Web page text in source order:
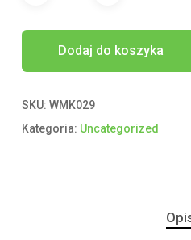
Dodaj do koszyka
SKU: WMK029
Kategoria: Uncategorized